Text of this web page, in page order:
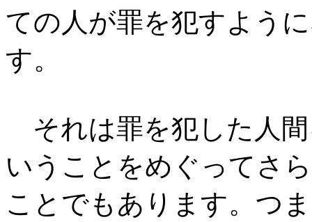
ての人が罪を犯すよう
す。
それは罪を犯した人
いうことをめぐってさ
ことでもあります。つ